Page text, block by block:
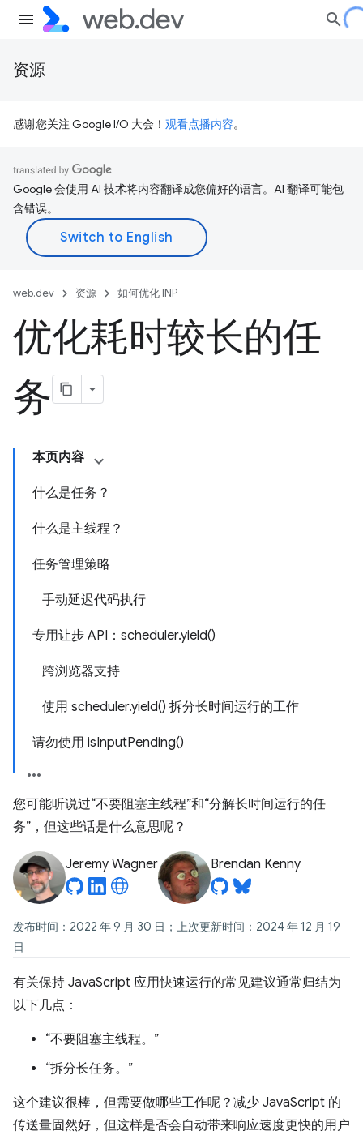
资源
感谢您关注 Google I/O 大会！ 观看点播内容。
Google 会使用 AI 技术将内容翻译成您偏好的语言。AI 翻译可能包
含错误。
web.dev 资源 如何优化 INP
优化耗时较长的任
务
本页内容
什么是任务？
什么是主线程？
任务管理策略
手动延迟代码执行
专用让步 API：scheduler.yield()
跨浏览器支持
使用 scheduler.yield() 拆分长时间运行的工作
请勿使用 isInputPending()
您可能听说过“不要阻塞主线程”和“分解长时间运行的任
务”，但这些话是什么意思呢？
Jeremy Wagner Brendan Kenny
发布时间：2022 年 9 月 30 日；上次更新时间：2024 年 12 月 19
日
有关保持 JavaScript 应用快速运行的常见建议通常归结为
以下几点：
“不要阻塞主线程。”
“拆分长任务。”
这个建议很棒，但需要做哪些工作呢？减少 JavaScript 的
传送量固然好，但这样是否会自动带来响应速度更快的用户